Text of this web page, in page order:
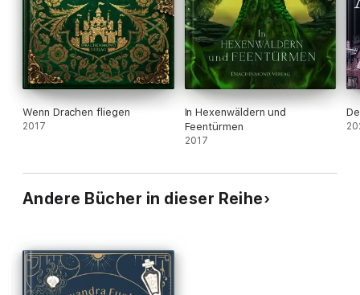
Wenn Drachen fliegen
2017
In Hexenwäldern und
Feentürmen
2017
Andere Bücher in dieser Reihe